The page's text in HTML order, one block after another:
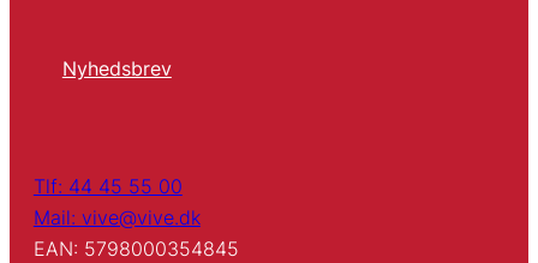
Nyhedsbrev
Tlf: 44 45 55 00
Mail: vive@vive.dk
EAN: 5798000354845